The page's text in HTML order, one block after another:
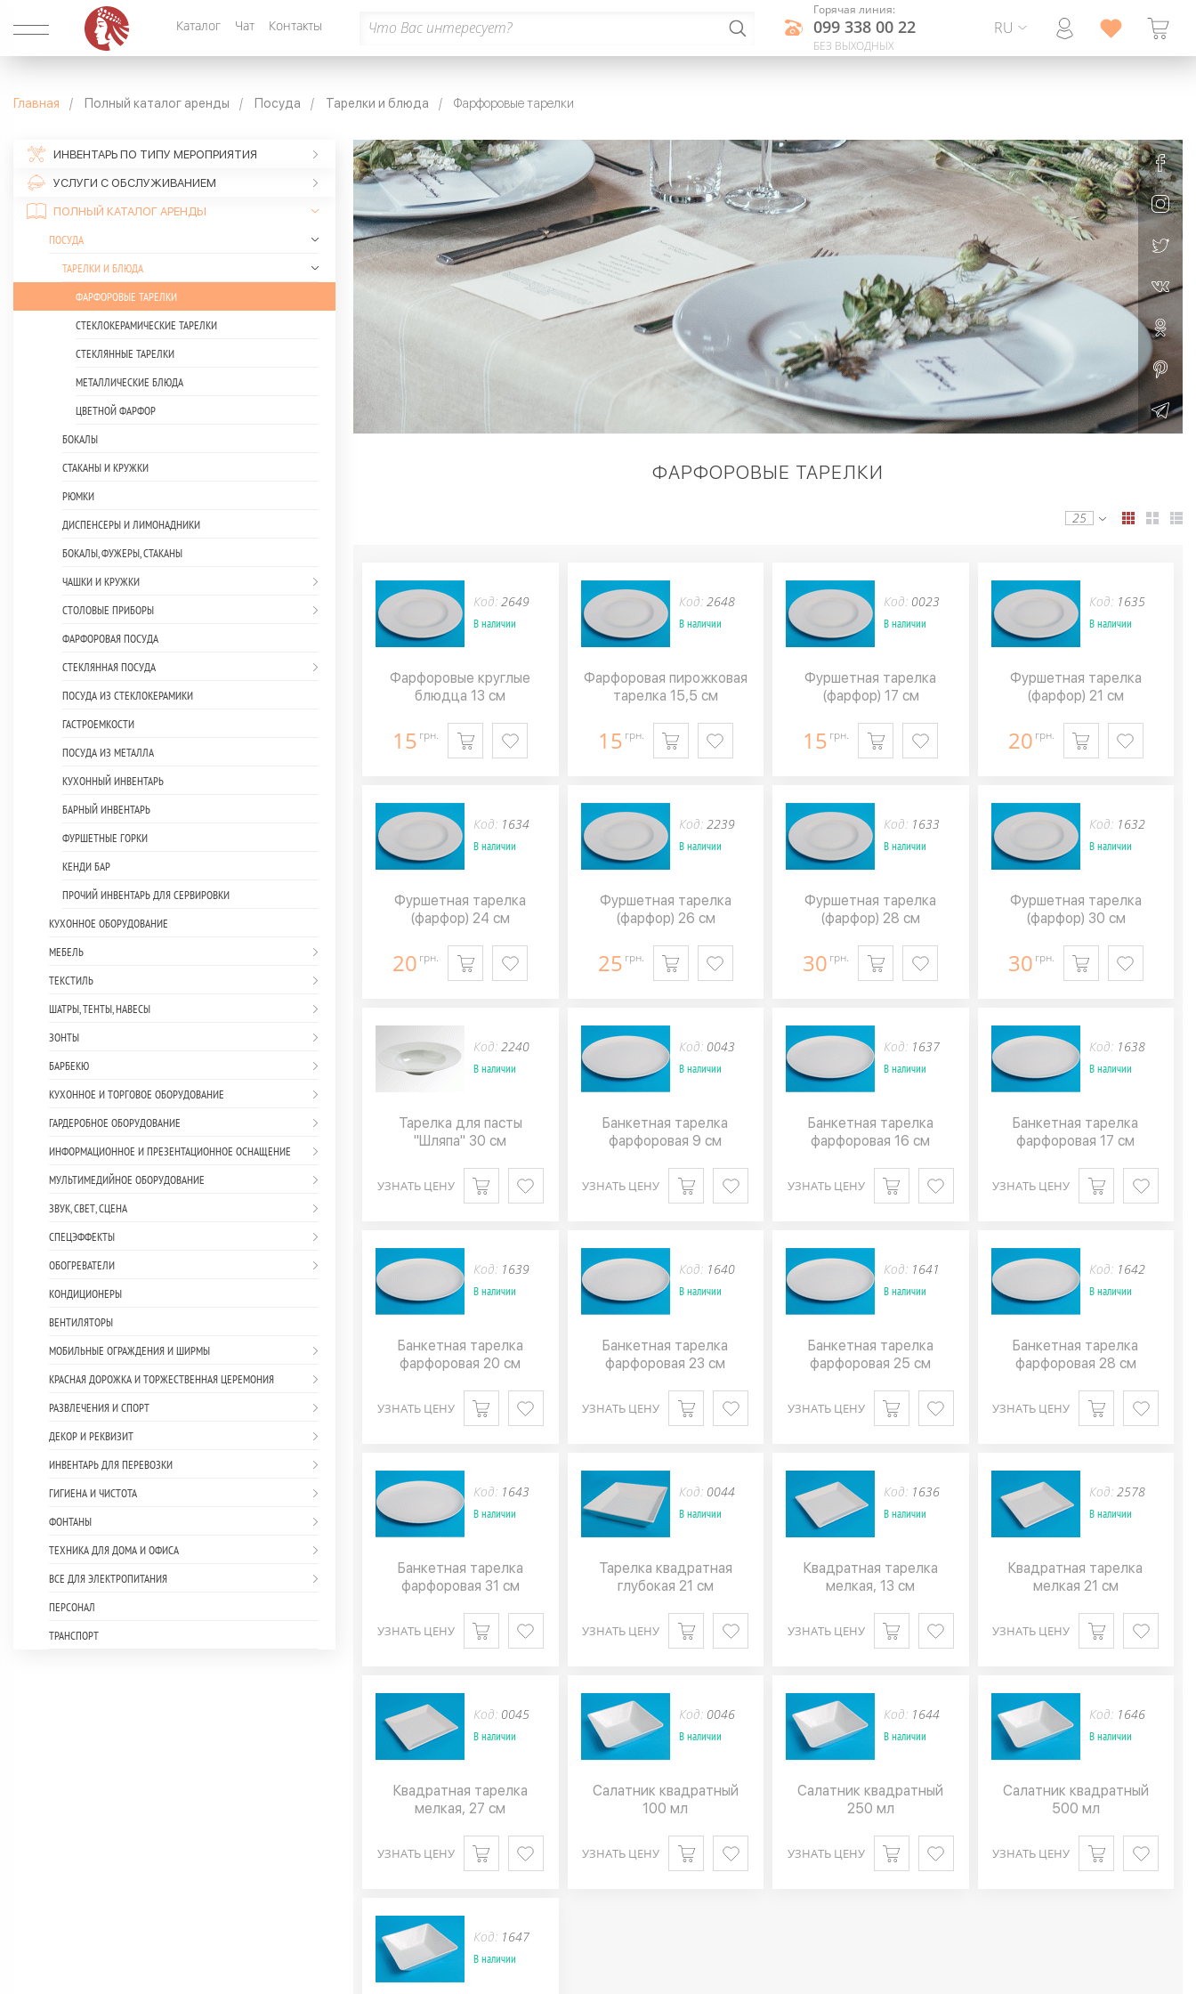
Каталог Чат Контакты
Горячая линия:
099 338 00 22
БЕЗ ВЫХОДНЫХ
RU
Главная Полный каталог аренды Посуда Тарелки и блюда Фарфоровые тарелки
ИНВЕНТАРЬ ПО ТИПУ МЕРОПРИЯТИЯ
УСЛУГИ С ОБСЛУЖИВАНИЕМ
ПОЛНЫЙ КАТАЛОГ АРЕНДЫ
ПОСУДА
ТАРЕЛКИ И БЛЮДА
ФАРФОРОВЫЕ ТАРЕЛКИ
СТЕКЛОКЕРАМИЧЕСКИЕ ТАРЕЛКИ
СТЕКЛЯННЫЕ ТАРЕЛКИ
МЕТАЛЛИЧЕСКИЕ БЛЮДА
ЦВЕТНОЙ ФАРФОР
БОКАЛЫ
СТАКАНЫ И КРУЖКИ
РЮМКИ
ДИСПЕНСЕРЫ И ЛИМОНАДНИКИ
БОКАЛЫ, ФУЖЕРЫ, СТАКАНЫ
ЧАШКИ И КРУЖКИ
СТОЛОВЫЕ ПРИБОРЫ
ФАРФОРОВАЯ ПОСУДА
СТЕКЛЯННАЯ ПОСУДА
ПОСУДА ИЗ СТЕКЛОКЕРАМИКИ
ГАСТРОЕМКОСТИ
ПОСУДА ИЗ МЕТАЛЛА
КУХОННЫЙ ИНВЕНТАРЬ
БАРНЫЙ ИНВЕНТАРЬ
ФУРШЕТНЫЕ ГОРКИ
КЕНДИ БАР
ПРОЧИЙ ИНВЕНТАРЬ ДЛЯ СЕРВИРОВКИ
КУХОННОЕ ОБОРУДОВАНИЕ
МЕБЕЛЬ
ТЕКСТИЛЬ
ШАТРЫ, ТЕНТЫ, НАВЕСЫ
ЗОНТЫ
БАРБЕКЮ
КУХОННОЕ И ТОРГОВОЕ ОБОРУДОВАНИЕ
ГАРДЕРОБНОЕ ОБОРУДОВАНИЕ
ИНФОРМАЦИОННОЕ И ПРЕЗЕНТАЦИОННОЕ ОСНАЩЕНИЕ
МУЛЬТИМЕДИЙНОЕ ОБОРУДОВАНИЕ
ЗВУК, СВЕТ, СЦЕНА
СПЕЦЭФФЕКТЫ
ОБОГРЕВАТЕЛИ
КОНДИЦИОНЕРЫ
ВЕНТИЛЯТОРЫ
МОБИЛЬНЫЕ ОГРАЖДЕНИЯ И ШИРМЫ
КРАСНАЯ ДОРОЖКА И ТОРЖЕСТВЕННАЯ ЦЕРЕМОНИЯ
РАЗВЛЕЧЕНИЯ И СПОРТ
ДЕКОР И РЕКВИЗИТ
ИНВЕНТАРЬ ДЛЯ ПЕРЕВОЗКИ
ГИГИЕНА И ЧИСТОТА
ФОНТАНЫ
ТЕХНИКА ДЛЯ ДОМА И ОФИСА
ВСЕ ДЛЯ ЭЛЕКТРОПИТАНИЯ
ПЕРСОНАЛ
ТРАНСПОРТ
ФАРФОРОВЫЕ ТАРЕЛКИ
25
Код: 2649
В наличии
Фарфоровые круглые
блюдца 13 см
15 грн.
Код: 2648
В наличии
Фарфоровая пирожковая
тарелка 15,5 см
15 грн.
Код: 0023
В наличии
Фуршетная тарелка
(фарфор) 17 см
15 грн.
Код: 1635
В наличии
Фуршетная тарелка
(фарфор) 21 см
20 грн.
Код: 1634
В наличии
Фуршетная тарелка
(фарфор) 24 см
20 грн.
Код: 2239
В наличии
Фуршетная тарелка
(фарфор) 26 см
25 грн.
Код: 1633
В наличии
Фуршетная тарелка
(фарфор) 28 см
30 грн.
Код: 1632
В наличии
Фуршетная тарелка
(фарфор) 30 см
30 грн.
Код: 2240
В наличии
Тарелка для пасты
"Шляпа" 30 см
УЗНАТЬ ЦЕНУ
Код: 0043
В наличии
Банкетная тарелка
фарфоровая 9 см
УЗНАТЬ ЦЕНУ
Код: 1637
В наличии
Банкетная тарелка
фарфоровая 16 см
УЗНАТЬ ЦЕНУ
Код: 1638
В наличии
Банкетная тарелка
фарфоровая 17 см
УЗНАТЬ ЦЕНУ
Код: 1639
В наличии
Банкетная тарелка
фарфоровая 20 см
УЗНАТЬ ЦЕНУ
Код: 1640
В наличии
Банкетная тарелка
фарфоровая 23 см
УЗНАТЬ ЦЕНУ
Код: 1641
В наличии
Банкетная тарелка
фарфоровая 25 см
УЗНАТЬ ЦЕНУ
Код: 1642
В наличии
Банкетная тарелка
фарфоровая 28 см
УЗНАТЬ ЦЕНУ
Код: 1643
В наличии
Банкетная тарелка
фарфоровая 31 см
УЗНАТЬ ЦЕНУ
Код: 0044
В наличии
Тарелка квадратная
глубокая 21 см
УЗНАТЬ ЦЕНУ
Код: 1636
В наличии
Квадратная тарелка
мелкая, 13 см
УЗНАТЬ ЦЕНУ
Код: 2578
В наличии
Квадратная тарелка
мелкая 21 см
УЗНАТЬ ЦЕНУ
Код: 0045
В наличии
Квадратная тарелка
мелкая, 27 см
УЗНАТЬ ЦЕНУ
Код: 0046
В наличии
Салатник квадратный
100 мл
УЗНАТЬ ЦЕНУ
Код: 1644
В наличии
Салатник квадратный
250 мл
УЗНАТЬ ЦЕНУ
Код: 1646
В наличии
Салатник квадратный
500 мл
УЗНАТЬ ЦЕНУ
Код: 1647
В наличии